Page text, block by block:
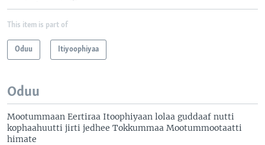
This item is part of
Oduu Itiyoophiyaa
Oduu
Mootummaan Eertiraa Itoophiyaan lolaa guddaaf nutti
kophaahuutti jirti jedhee Tokkummaa Mootummootaatti
himate